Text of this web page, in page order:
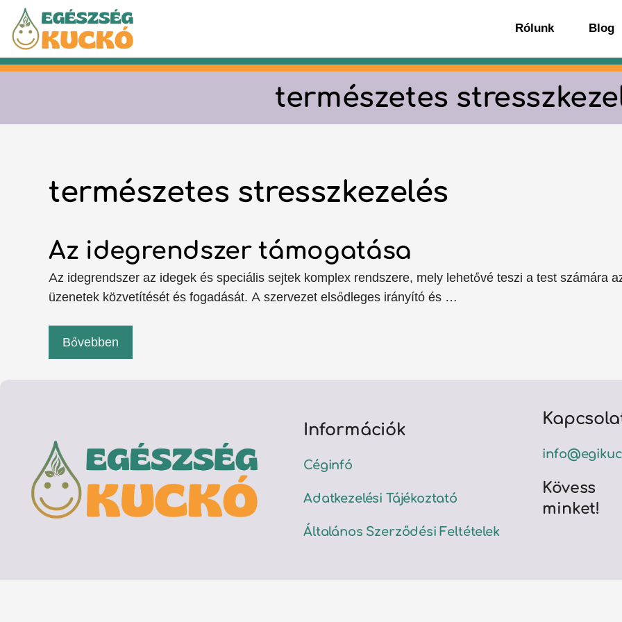
Kilépés
tartalomba
Rólunk Blog
természetes
természetes stresszkezelés
Az idegrendszer támogatása
Az idegrendszer az idegek és speciális sejtek komplex rendszere, mely lehetővé teszi a test számára
üzenetek közvetítését és fogadását. A szervezet elsődleges irányító és …
Bővebben
Információk
Céginfó
Adatkezelési Tájékoztató
Általános Szerződési Feltételek
Kövess
minket!